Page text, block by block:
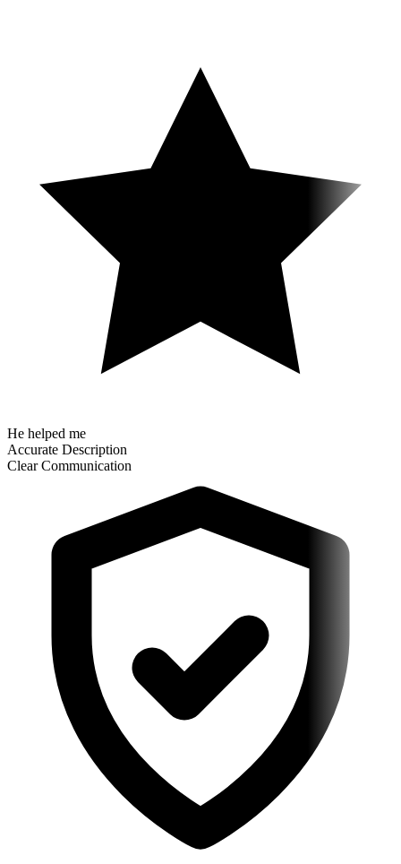
He helped me
Accurate Description
Clear Communication